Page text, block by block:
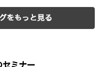
をもっと見る